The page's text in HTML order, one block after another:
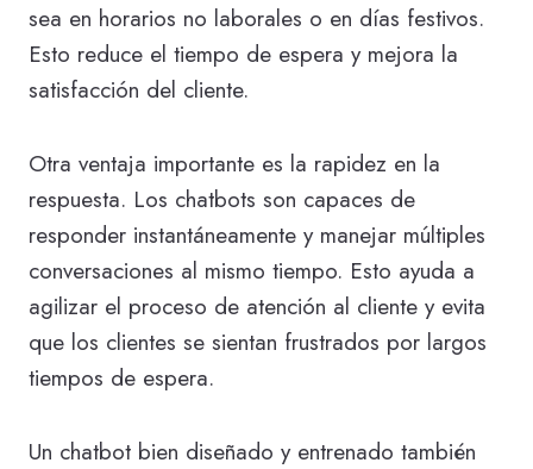
sea en horarios no laborales o en días festivos.
Esto reduce el tiempo de espera y mejora la
satisfacción del cliente.
Otra ventaja importante es la rapidez en la
respuesta. Los chatbots son capaces de
responder instantáneamente y manejar múltiples
conversaciones al mismo tiempo. Esto ayuda a
agilizar el proceso de atención al cliente y evita
que los clientes se sientan frustrados por largos
tiempos de espera.
Un chatbot bien diseñado y entrenado también